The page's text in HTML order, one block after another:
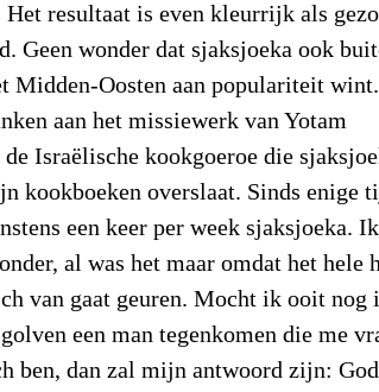
resultaat is even kleurrijk als
Geen wonder dat sjaksjoeka ook
Midden-Oosten aan populariteit
aan het missiewerk van Yotam
Israëlische kookgoeroe die
kookboeken overslaat. Sinds enige
een keer per week sjaksjoeka.
al was het maar omdat het hele
van gaat geuren. Mocht ik ooit nog
een man tegenkomen die me
ben, dan zal mijn antwoord zijn: